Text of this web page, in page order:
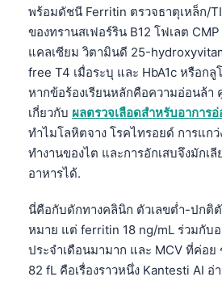
พร้อมดัชนี Ferritin ตรวจธาตุเหล็ก/
ของทรานสเฟอร์ริน B12 โฟเลต
แคลเซียม วิตามินดี 25-
free T4 เมื่อระบุ และ HbA1c หรือก
หากข้อร้องเรียนหลักคือความอ่อนล้า
เกี่ยวกับ ผลตรวจเลือดสำหรับอาการ
ทำไมโลหิตจาง โรคไทรอยด์ การแก
ทำงานของไต และการอักเสบจึงมักเ
อาหารได้.
นี่คือกับดักทางคลินิก ตัวเลขต่ำ-ปกติ
หมาย แต่ ferritin 18 ng/mL ร่วมกับ
ประจำเดือนมามาก และ MCV ที่ค่อย
82 fL คือเรื่องราวหนึ่ง Kantesti AI อ่